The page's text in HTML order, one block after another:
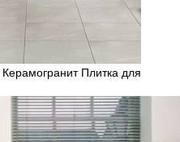
Керамогранит Плитка для